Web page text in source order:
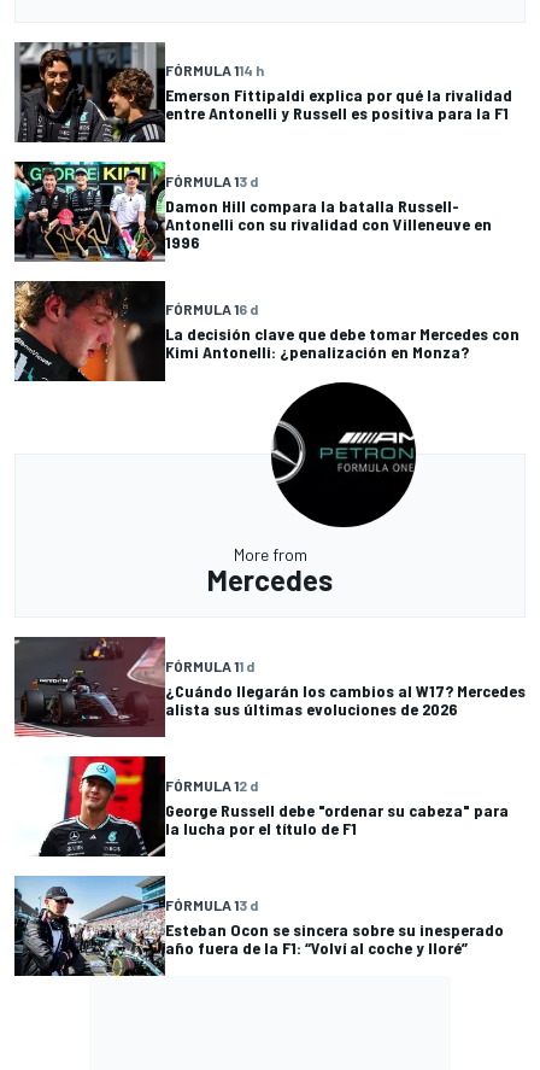
FÓRMULA 114 h
Emerson Fittipaldi explica por qué la rivalidad
entre Antonelli y Russell es positiva para la F1
FÓRMULA 13 d
Damon Hill compara la batalla Russell-
Antonelli con su rivalidad con Villeneuve en
1996
FÓRMULA 16 d
La decisión clave que debe tomar Mercedes con
Kimi Antonelli: ¿penalización en Monza?
More from
Mercedes
FÓRMULA 11 d
¿Cuándo llegarán los cambios al W17? Mercedes
alista sus últimas evoluciones de 2026
FÓRMULA 12 d
George Russell debe "ordenar su cabeza" para
la lucha por el título de F1
FÓRMULA 13 d
Esteban Ocon se sincera sobre su inesperado
año fuera de la F1: “Volví al coche y lloré”